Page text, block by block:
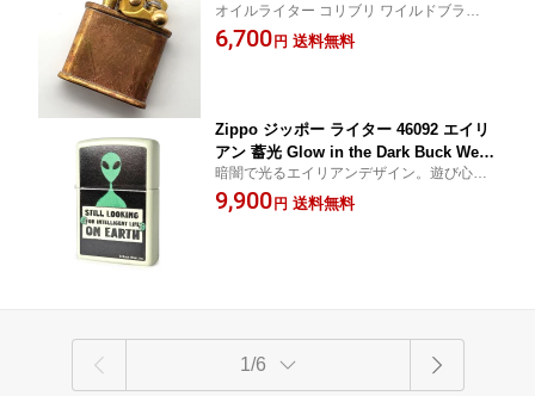
03 | ライター タバコ 喫煙具 ギフト プ
レゼント 火起こし アウトドア キャンプ
オイルライター コリブリ ワイルドブラス
オリジナル 喫煙具 ライター 308M-003 Coli
bri コリブリ ワイルドブラス ライター 火起
6,700 円 送料無料
Zippo ジッポー ライター 46092 エイリ
アン 蓄光 Glow in the Dark Buck Wear
防風 オイルライター USA製 メンズ ギ
フト プレゼント 正規品輸入品
暗闇で光るエイリアンデザイン。遊び心と
実用性を兼ね備えたZippo定番モデル
9,900 円 送料無料
1/6